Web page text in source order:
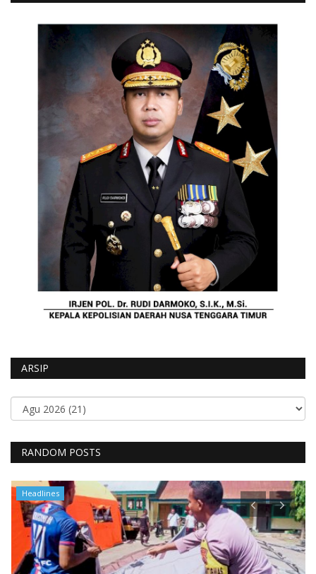
ARSIP
RANDOM POSTS
Headlines